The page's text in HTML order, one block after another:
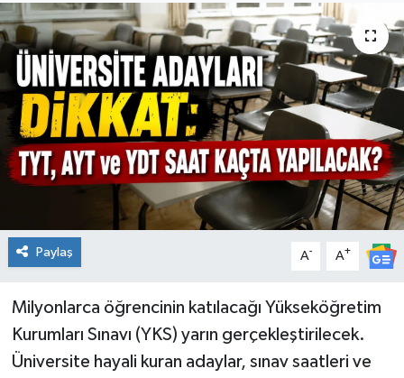
Paylaş A- A+
Milyonlarca öğrencinin katılacağı Yükseköğretim
Kurumları Sınavı (YKS) yarın gerçekleştirilecek.
Üniversite hayali kuran adaylar, sınav saatleri ve
RESMİ İLANLAR
SAĞLIK
SİYASET
SOLHAN
YAYLADERE
YEDİSU